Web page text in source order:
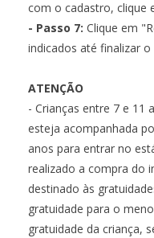
com o cadastro, clique
- Passo 7: Clique em
indicados até finalizar o
ATENÇÃO
- Crianças entre 7 e 11
esteja acompanhada
anos para entrar no
realizado a compra do
destinado às
gratuidade para o
gratuidade da criança,